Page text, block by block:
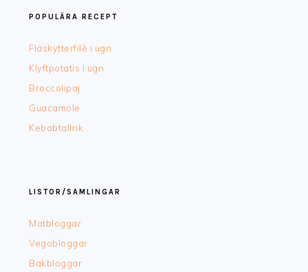
POPULÄRA RECEPT
Fläskytterfilè i ugn
Klyftpotatis i ugn
Broccolipaj
Guacamole
Kebabtallrik
LISTOR/SAMLINGAR
Matbloggar
Vegobloggar
Bakbloggar